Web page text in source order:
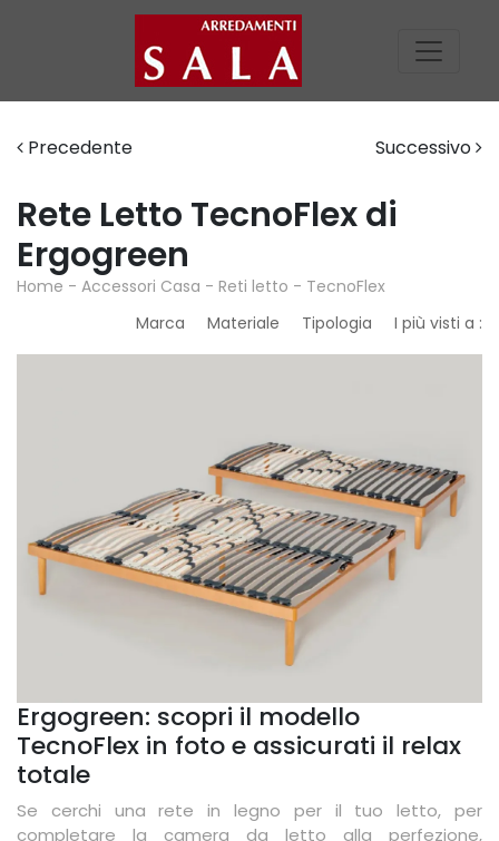
Precedente Successivo
Rete Letto TecnoFlex di
Ergogreen
Home - Accessori Casa - Reti letto - TecnoFlex
Marca
Materiale Tipologia I più visti a :
Ergogreen: scopri il modello
TecnoFlex in foto e assicurati il relax
totale
Se cerchi una rete in legno per il tuo letto, per
completare la camera da letto alla perfezione,